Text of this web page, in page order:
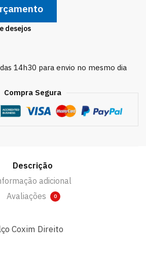
desejos
14h30 para envio no mesmo dia
Compra Segura
Descrição
adicional
Avaliações
0
Coxim Direito